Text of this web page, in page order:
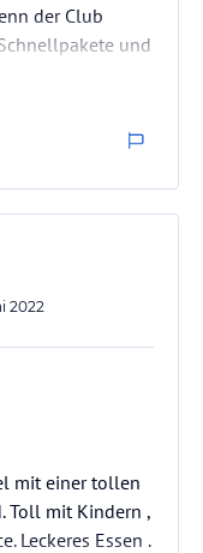
der Club
und
in allem. Schöne
nette Gäste.
am
2022
mit einer tollen
Toll mit Kindern ,
Leckeres Essen .